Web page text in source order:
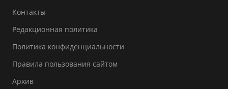
Контакты
Редакционная политика
Политика конфиденциальности
Правила пользования сайтом
Архив